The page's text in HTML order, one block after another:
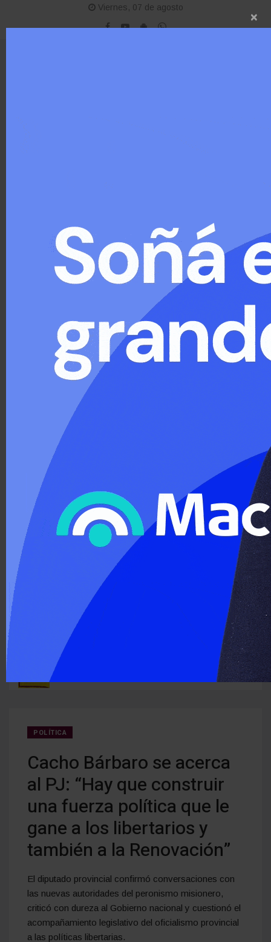
Viernes, 07 de agosto
ÚLTIMO MOMENTO :
El PAyS presentó un proyecto para crear un sistema de
prevención del riesgo hidrológico en la cuenca del río Uruguay
›
POLÍTICA
Cacho Bárbaro se acerca
al PJ: “Hay que construir
una fuerza política que le
gane a los libertarios y
también a la Renovación”
El diputado provincial confirmó conversaciones con
las nuevas autoridades del peronismo misionero,
criticó con dureza al Gobierno nacional y cuestionó el
acompañamiento legislativo del oficialismo provincial
a las políticas libertarias.
×